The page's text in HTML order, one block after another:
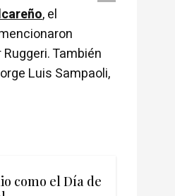
, el
También
Luis Sampaoli,
como el Día de